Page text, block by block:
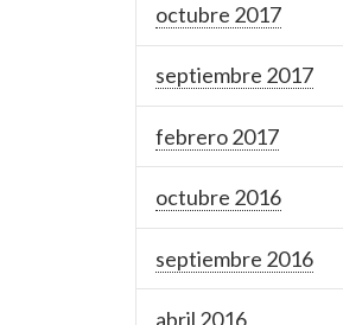
octubre 2017
septiembre 2017
febrero 2017
octubre 2016
septiembre 2016
abril 2016